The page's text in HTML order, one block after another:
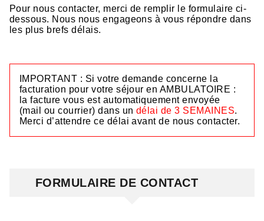
Pour nous contacter, merci de remplir le formulaire ci-
dessous. Nous nous engageons à vous répondre dans
les plus brefs délais.
IMPORTANT : Si votre demande concerne la
facturation pour votre séjour en AMBULATOIRE :
la facture vous est automatiquement envoyée
(mail ou courrier) dans un délai de 3 SEMAINES.
Merci d’attendre ce délai avant de nous contacter.
FORMULAIRE DE CONTACT